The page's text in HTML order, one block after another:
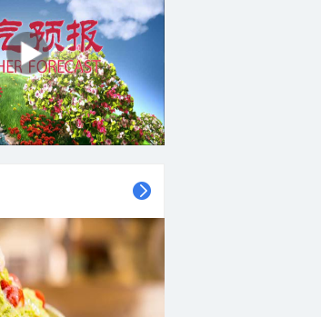
23时 00时 01时
南风 南风 南风
18°C